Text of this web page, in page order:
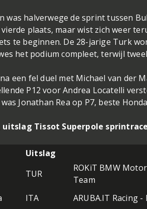
was halverwege de sprint tussen
plaats, maar wist zich weer
te beginnen. De 28-jarige Turk
het podium compleet, terwijl
een fel duel met Michael van der
P12 voor Andrea Locatelli
Jonathan Rea op P7, beste
uitslag Tissot Superpole
Uitslag
TUR
ROKiT BMW
Team
ITA ARUBA.IT Racing -